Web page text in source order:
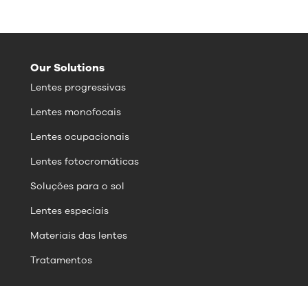
Our Solutions
Lentes progressivas
Lentes monofocais
Lentes ocupacionais
Lentes fotocromáticas
Soluções para o sol
Lentes especiais
Materiais das lentes
Tratamentos